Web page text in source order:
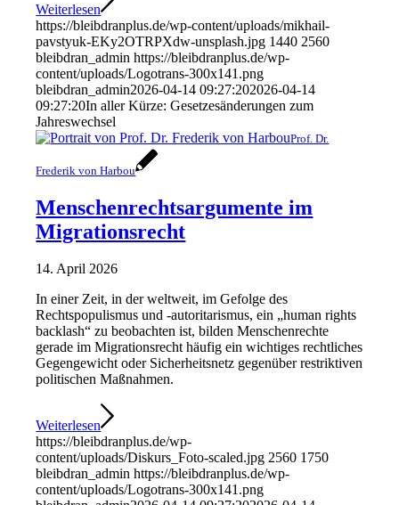
Weiterlesen
https://bleibdranplus.de/wp-content/uploads/mikhail-
pavstyuk-EKy2OTRPXdw-unsplash.jpg 1440 2560
bleibdran_admin https://bleibdranplus.de/wp-
content/uploads/Logotrans-300x141.png
bleibdran_admin2026-04-14 09:27:202026-04-14
09:27:20In aller Kürze: Gesetzesänderungen zum
Jahreswechsel
Prof. Dr.
Frederik von Harbou
Menschenrechtsargumente im
Migrationsrecht
14. April 2026
In einer Zeit, in der weltweit, im Gefolge des
Rechtspopulismus und -autoritarismus, ein „human rights
backlash“ zu beobachten ist, bilden Menschenrechte
gerade im Migrationsrecht häufig ein wichtiges rechtliches
Gegengewicht oder Sicherheitsnetz gegenüber restriktiven
politischen Maßnahmen.
Weiterlesen
https://bleibdranplus.de/wp-
content/uploads/Diskurs_Foto-scaled.jpg 2560 1750
bleibdran_admin https://bleibdranplus.de/wp-
content/uploads/Logotrans-300x141.png